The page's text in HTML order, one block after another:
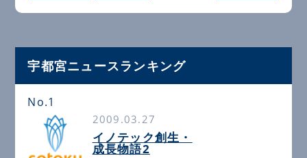
宇都宮ニュースランキング
No.1
2009.03.27
イノテック創生・
成長物語2